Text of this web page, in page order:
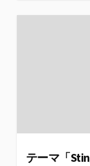
ゴ
テーマ「